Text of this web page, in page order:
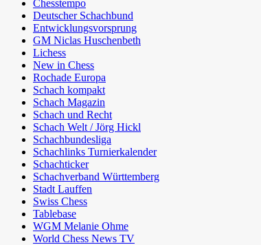
Chesstempo
Deutscher Schachbund
Entwicklungsvorsprung
GM Niclas Huschenbeth
Lichess
New in Chess
Rochade Europa
Schach kompakt
Schach Magazin
Schach und Recht
Schach Welt / Jörg Hickl
Schachbundesliga
Schachlinks Turnierkalender
Schachticker
Schachverband Württemberg
Stadt Lauffen
Swiss Chess
Tablebase
WGM Melanie Ohme
World Chess News TV